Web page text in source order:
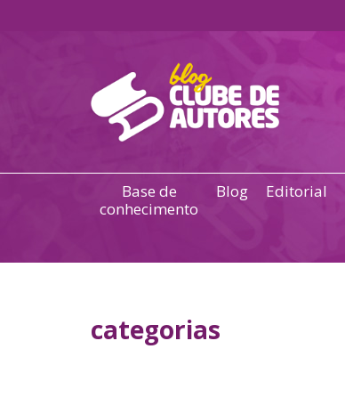
Base de
conhecimento
Blog Editorial
categorias